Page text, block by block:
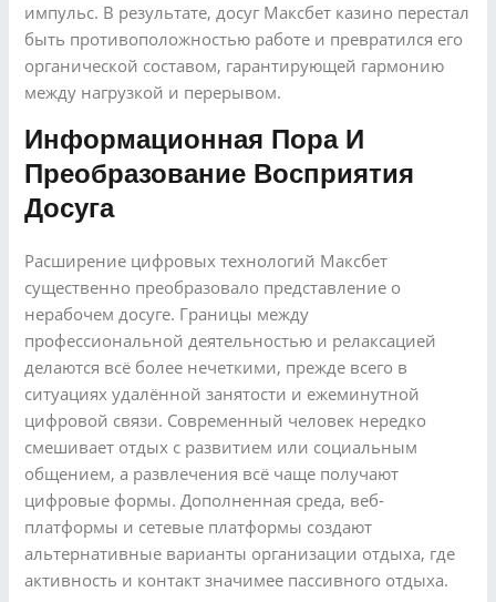
импульс. В результате, досуг Максбет казино перестал
быть противоположностью работе и превратился его
органической составом, гарантирующей гармонию
между нагрузкой и перерывом.
Информационная Пора И
Преобразование Восприятия
Досуга
Расширение цифровых технологий Максбет
существенно преобразовало представление о
нерабочем досуге. Границы между
профессиональной деятельностью и релаксацией
делаются всё более нечеткими, прежде всего в
ситуациях удалённой занятости и ежеминутной
цифровой связи. Современный человек нередко
смешивает отдых с развитием или социальным
общением, а развлечения всё чаще получают
цифровые формы. Дополненная среда, веб-
платформы и сетевые платформы создают
альтернативные варианты организации отдыха, где
активность и контакт значимее пассивного отдыха.